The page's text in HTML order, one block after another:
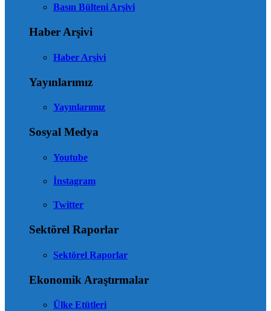
Basın Bülteni Arşivi
Haber Arşivi
Haber Arşivi
Yayınlarımız
Yayınlarımız
Sosyal Medya
Youtube
İnstagram
Twitter
Sektörel Raporlar
Sektörel Raporlar
Ekonomik Araştırmalar
Ülke Etütleri